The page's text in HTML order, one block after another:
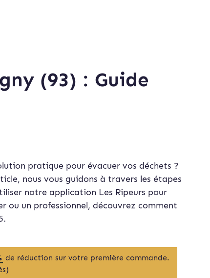
(93) : Guide
pratique pour évacuer vos déchets ?
nous vous guidons à travers les étapes
notre application Les Ripeurs pour
ou un professionnel, découvrez comment
de réduction sur votre première commande.